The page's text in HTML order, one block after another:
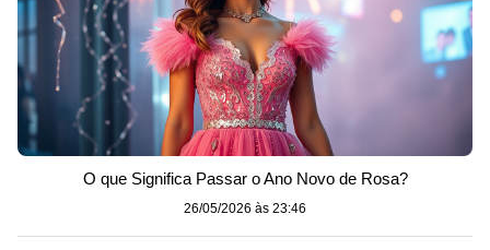
O que Significa Passar o Ano Novo de Rosa?
26/05/2026 às 23:46